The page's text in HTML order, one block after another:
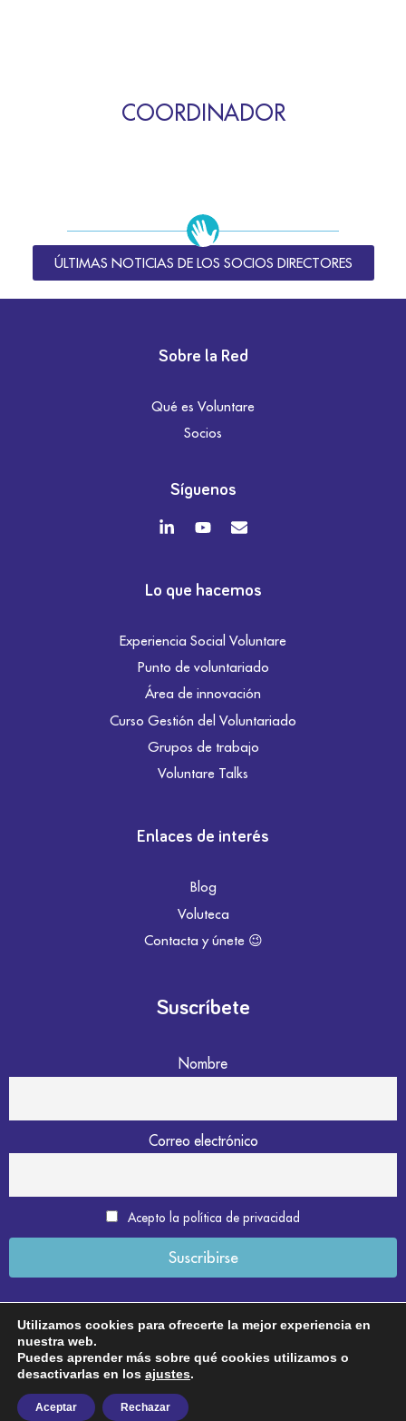
COORDINADOR
ÚLTIMAS NOTICIAS DE LOS SOCIOS DIRECTORES
Sobre la Red
Qué es Voluntare
Socios
Síguenos
Lo que hacemos
Experiencia Social Voluntare
Punto de voluntariado
Área de innovación
Curso Gestión del Voluntariado
Grupos de trabajo
Voluntare Talks
Enlaces de interés
Blog
Voluteca
Contacta y únete 😉
Suscríbete
Nombre
Correo electrónico
Acepto la política de privacidad
Aviso legal
Política de privacidad
Utilizamos cookies para ofrecerte la mejor experiencia en
nuestra web.
Puedes aprender más sobre qué cookies utilizamos o
desactivarlas en los ajustes.
Aceptar Rechazar